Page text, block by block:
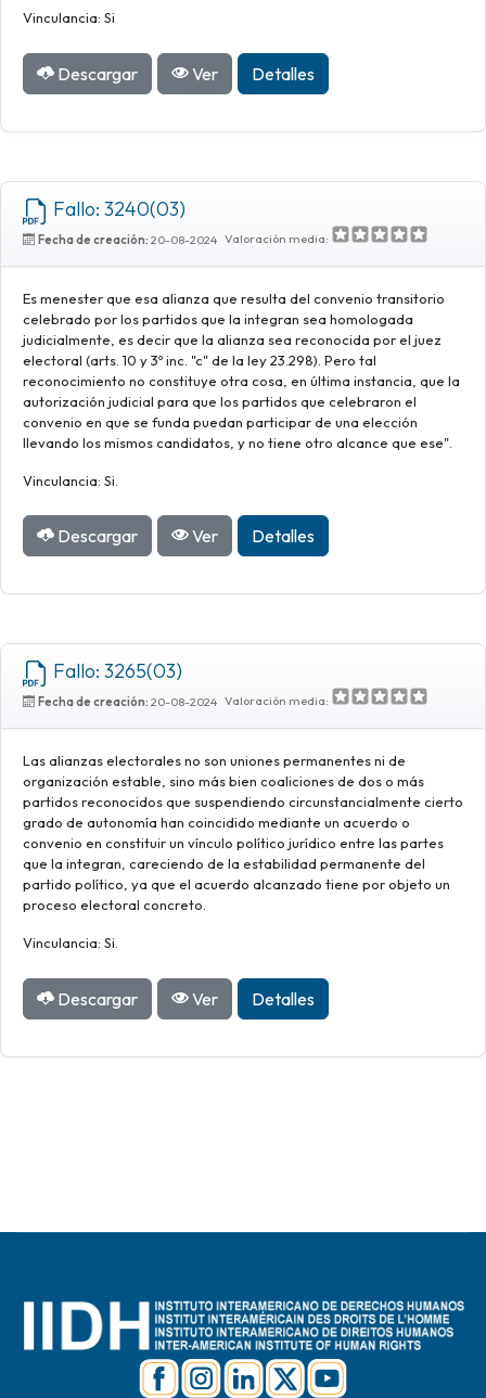
Vinculancia: Si
Descargar Ver Detalles
Fallo: 3240(03)
Fecha de creación: 20-08-2024 Valoración media:
Es menester que esa alianza que resulta del convenio transitorio
celebrado por los partidos que la integran sea homologada
judicialmente, es decir que la alianza sea reconocida por el juez
electoral (arts. 10 y 3º inc. "c" de la ley 23.298). Pero tal
reconocimiento no constituye otra cosa, en última instancia, que la
autorización judicial para que los partidos que celebraron el
convenio en que se funda puedan participar de una elección
llevando los mismos candidatos, y no tiene otro alcance que ese".
Vinculancia: Si.
Descargar Ver Detalles
Fallo: 3265(03)
Fecha de creación: 20-08-2024 Valoración media:
Las alianzas electorales no son uniones permanentes ni de
organización estable, sino más bien coaliciones de dos o más
partidos reconocidos que suspendiendo circunstancialmente cierto
grado de autonomía han coincidido mediante un acuerdo o
convenio en constituir un vínculo político jurídico entre las partes
que la integran, careciendo de la estabilidad permanente del
partido político, ya que el acuerdo alcanzado tiene por objeto un
proceso electoral concreto.
Vinculancia: Si.
Descargar Ver Detalles